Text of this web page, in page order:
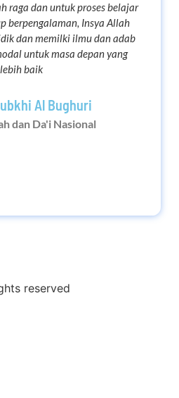
raga dan untuk proses belajar
berpengalaman, Insya Allah
dan memilki ilmu dan adab
untuk masa depan yang
lebih baik
Al Bughuri
dan Da'i Nasional
reserved